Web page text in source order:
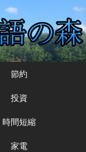
節約
投資
時間短縮
家電